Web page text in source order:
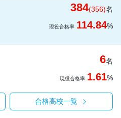
384(356)名
現役合格率 114.84%
6名
現役合格率 1.61%
合格高校一覧